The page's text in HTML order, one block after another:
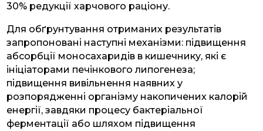
30% редукції харчового раціону.
Для обґрунтування отриманих результатів
запропоновані наступні механізми: підвищення
абсорбції моносахаридів в кишечнику, які є
ініціаторами печінкового липогенеза;
підвищення вивільнення наявних у
розпорядженні організму накопичених калорій
енергії, завдяки процесу бактеріальної
ферментації або шляхом підвищення